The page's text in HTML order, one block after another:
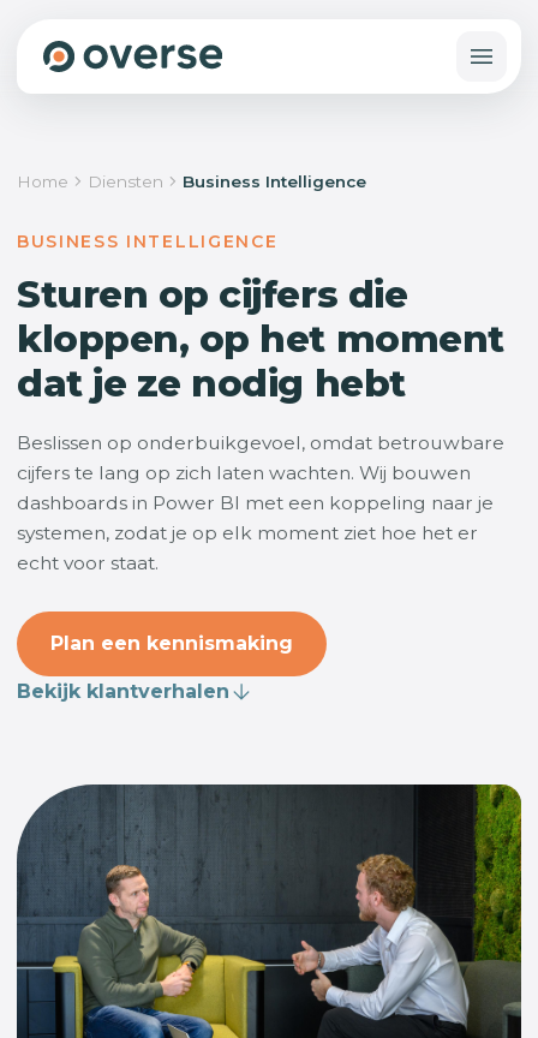
Home Diensten Business Intelligence
BUSINESS INTELLIGENCE
Sturen op cijfers die
kloppen, op het moment
dat je ze nodig hebt
Beslissen op onderbuikgevoel, omdat betrouwbare
cijfers te lang op zich laten wachten. Wij bouwen
dashboards in Power BI met een koppeling naar je
systemen, zodat je op elk moment ziet hoe het er
echt voor staat.
Plan een kennismaking
Bekijk klantverhalen